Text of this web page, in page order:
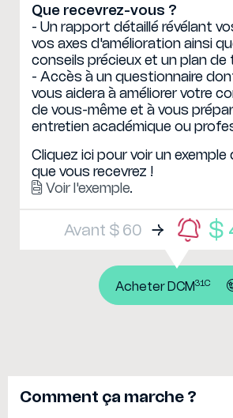
Que recevrez-vous ?
- Un rapport détaillé révélant
vos axes d'amélioration ainsi
conseils précieux et un plan de
- Accès à un questionnaire
vous aidera à améliorer votre
de vous-même et à vous
entretien académique ou
Cliquez ici pour voir un
que vous recevrez !
Voir l'exemple.
Avant $ 60 $
Acheter DCM31C
Comment ça marche ?